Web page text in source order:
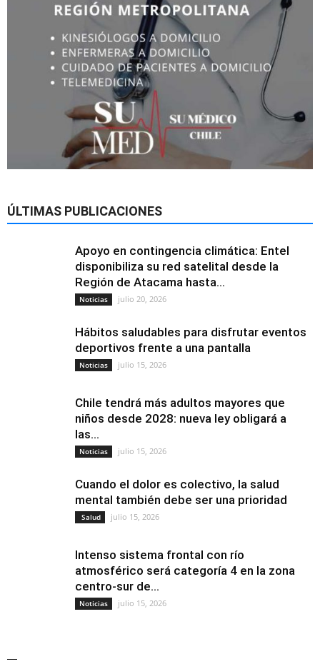
ÚLTIMAS PUBLICACIONES
Apoyo en contingencia climática: Entel
disponibiliza su red satelital desde la
Región de Atacama hasta...
Noticias julio 20, 2026
Hábitos saludables para disfrutar eventos
deportivos frente a una pantalla
Noticias julio 15, 2026
Chile tendrá más adultos mayores que
niños desde 2028: nueva ley obligará a
las...
Noticias julio 15, 2026
Cuando el dolor es colectivo, la salud
mental también debe ser una prioridad
Salud julio 15, 2026
Intenso sistema frontal con río
atmosférico será categoría 4 en la zona
centro-sur de...
Noticias julio 15, 2026
—